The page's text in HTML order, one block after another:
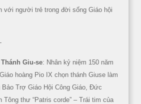
với người trẻ trong đời sống Giáo hội
Thánh Giu-se: Nhân kỷ niệm 150 năm
hoàng Pio IX chọn thánh Giuse làm
Bảo Trợ Giáo Hội Công Giáo, Đức
Tông thư “Patris corde” – Trái tim của